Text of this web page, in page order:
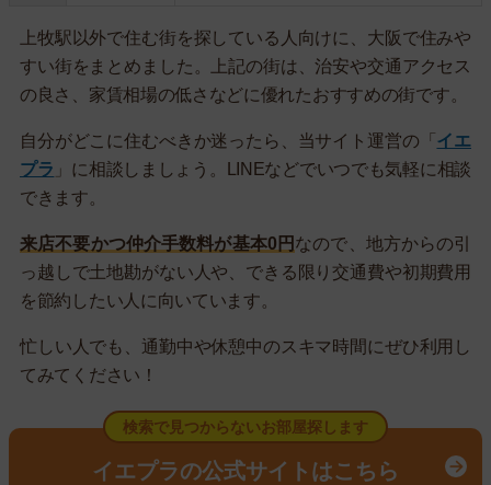
上牧駅以外で住む街を探している人向けに、大阪で住みや
すい街をまとめました。上記の街は、治安や交通アクセス
の良さ、家賃相場の低さなどに優れたおすすめの街です。
自分がどこに住むべきか迷ったら、当サイト運営の「 イエ
プラ 」に相談しましょう。LINEなどでいつでも気軽に相談
できます。
来店不要かつ仲介手数料が基本0円 なので、地方からの引
っ越しで土地勘がない人や、できる限り交通費や初期費用
を節約したい人に向いています。
忙しい人でも、通勤中や休憩中のスキマ時間にぜひ利用し
てみてください！
検索で見つからないお部屋探します
イエプラの公式サイトはこちら